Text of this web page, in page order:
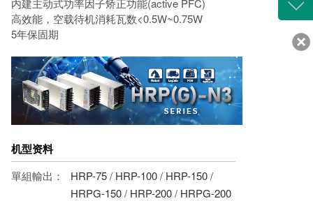
内建主动式功率因子矫正功能(active PFC)
高效能，空载待机消耗瓦数<0.5W~0.75W
5年保固期
机型资料
單組輸出： HRP-75/ HRP-100/ HRP-150/
HRPG-150/ HRP-200/ HRPG-200
客